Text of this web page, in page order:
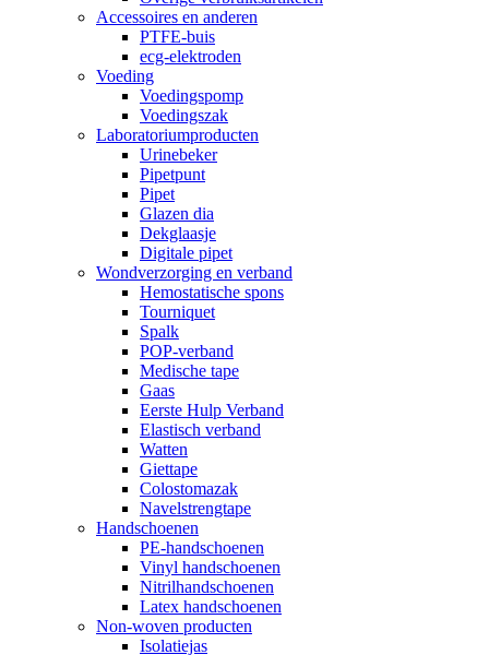
Accessoires en anderen
PTFE-buis
ecg-elektroden
Voeding
Voedingspomp
Voedingszak
Laboratoriumproducten
Urinebeker
Pipetpunt
Pipet
Glazen dia
Dekglaasje
Digitale pipet
Wondverzorging en verband
Hemostatische spons
Tourniquet
Spalk
POP-verband
Medische tape
Gaas
Eerste Hulp Verband
Elastisch verband
Watten
Giettape
Colostomazak
Navelstrengtape
Handschoenen
PE-handschoenen
Vinyl handschoenen
Nitrilhandschoenen
Latex handschoenen
Non-woven producten
Isolatiejas